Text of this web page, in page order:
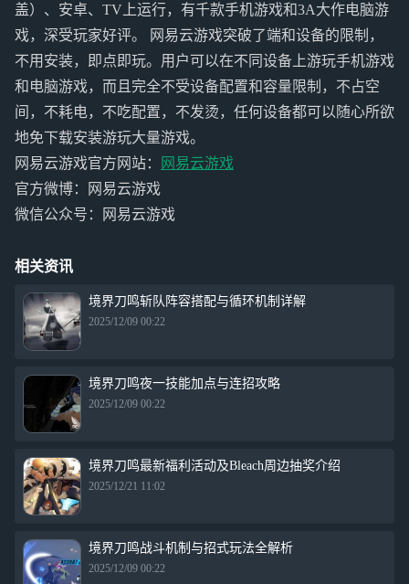
盖）、安卓、TV上运行，有千款手机游戏和3A大作电脑游
戏，深受玩家好评。 网易云游戏突破了端和设备的限制，
不用安装，即点即玩。用户可以在不同设备上游玩手机游戏
和电脑游戏，而且完全不受设备配置和容量限制，不占空
间，不耗电，不吃配置，不发烫，任何设备都可以随心所欲
地免下载安装游玩大量游戏。
网易云游戏官方网站：
网易云游戏
官方微博：网易云游戏
微信公众号：网易云游戏
相关资讯
境界刀鸣斩队阵容搭配与循环机制详解
2025/12/09 00:22
境界刀鸣夜一技能加点与连招攻略
2025/12/09 00:22
境界刀鸣最新福利活动及Bleach周边抽奖介绍
2025/12/21 11:02
境界刀鸣战斗机制与招式玩法全解析
2025/12/09 00:22